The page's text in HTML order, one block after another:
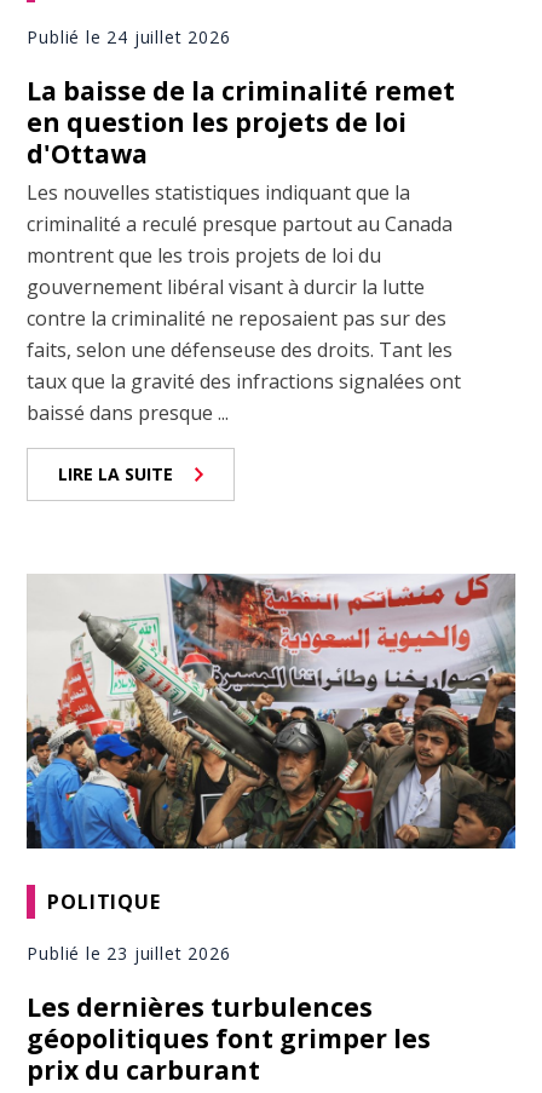
Publié le 24 juillet 2026
La baisse de la criminalité remet
en question les projets de loi
d'Ottawa
Les nouvelles statistiques indiquant que la
criminalité a reculé presque partout au Canada
montrent que les trois projets de loi du
gouvernement libéral visant à durcir la lutte
contre la criminalité ne reposaient pas sur des
faits, selon une défenseuse des droits. Tant les
taux que la gravité des infractions signalées ont
baissé dans presque ...
LIRE LA SUITE
POLITIQUE
Publié le 23 juillet 2026
Les dernières turbulences
géopolitiques font grimper les
prix du carburant